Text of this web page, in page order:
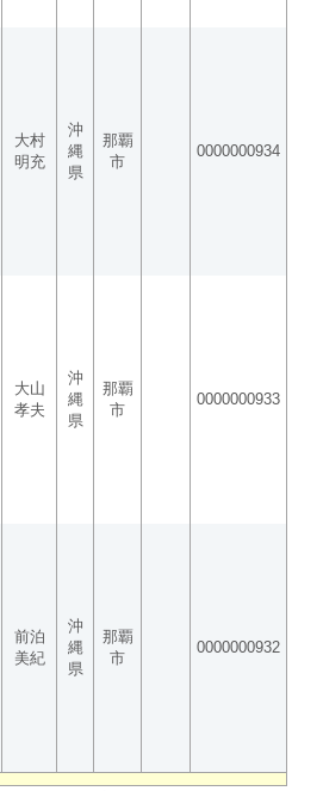
大村
明充
沖
縄
県
那覇
市
0000000934
大山
孝夫
沖
縄
県
那覇
市
0000000933
前泊
美紀
沖
縄
県
那覇
市
0000000932